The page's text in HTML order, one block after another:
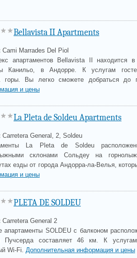
Bellavista II Apartments
Cami Marrades Del Piol
апартаментов Bellavista II находится
Канильо, в Андорре. К услугам
Вы легко сможете добраться до
и цены
La Pleta de Soldeu Apartments
Carretera General, 2, Soldeu
La Pleta de Soldeu
склонами Сольдеу на
езды от города Андорра-ла-Велья,
и цены
PLETA DE SOLDEU
Carretera General 2
апартаменты SOLDEU с балконом
Пучсерда составляет 46 км. К
Wi-Fi. Дополнительная информация и цены